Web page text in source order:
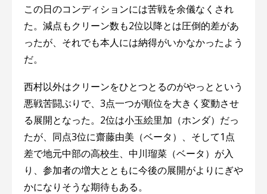
この日のコンディションには苦戦を余儀なくされ
た。減点もクリーン数も2位以降とは圧倒的差があ
ったが、それでも本人には納得がいかなかったよう
だ。
西村以外はクリーンをひとつとるのがやっとという
悪戦苦闘ぶりで、3点一つが順位を大きく変動させ
る展開となった。2位は小玉絵里加（ホンダ）だっ
たが、同点3位に齋藤由美（ベータ）、そして1点
差で地元中部の高校生、中川瑠菜（ベータ）が入
り、参加者の増大とともに今後の展開がよりにぎや
かになりそうな期待もある。